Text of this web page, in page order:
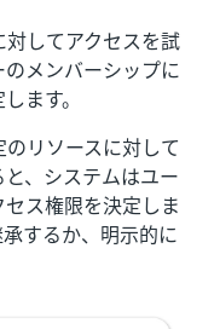
してアクセスを試
メンバーシップに
ます。
リソースに対して
、システムはユー
ス権限を決定しま
するか、明示的に